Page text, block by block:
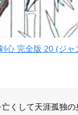
心 完全版 20 (ジャ
くして天涯孤独